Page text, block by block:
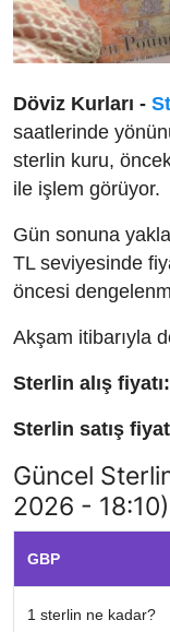
Döviz Kurları -
saatlerinde
sterlin kuru,
ile işlem görüyor.
Gün sonuna
TL seviyesinde
öncesi
Akşam itibarıyla
Sterlin alış fiyatı:
Sterlin satış
Güncel
2026 - 18:10)
GBP
1 sterlin ne kadar?